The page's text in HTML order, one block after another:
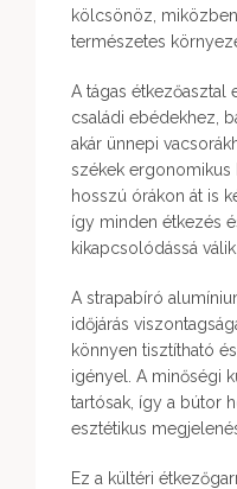
kölcsönöz,
természetes
A tágas
családi ebédekhez,
akár ünnepi
székek ergonomikus
hosszú órákon át is
így minden étkezés
kikapcsolódássá válik.
A strapabíró
időjárás
könnyen tisztítható
igényel. A minőségi
tartósak, így a bútor
esztétikus
Ez a kültéri